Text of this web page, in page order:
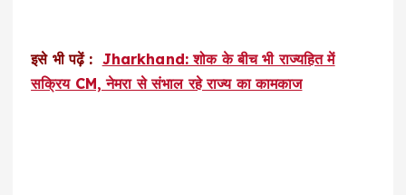
इसे भी पढ़ें : Jharkhand: शोक के बीच भी राज्यहित में
सक्रिय CM, नेमरा से संभाल रहे राज्य का कामकाज